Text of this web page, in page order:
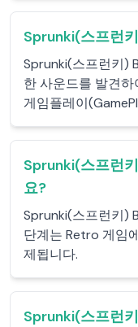
Sprunki(스프런
Sprunki(스프런키)
한 사운드를 발견
게임플레이
Sprunki(스프런
요?
Sprunki(스프런키)
단계는 Retro 게임
제됩니다.
Sprunki(스프런